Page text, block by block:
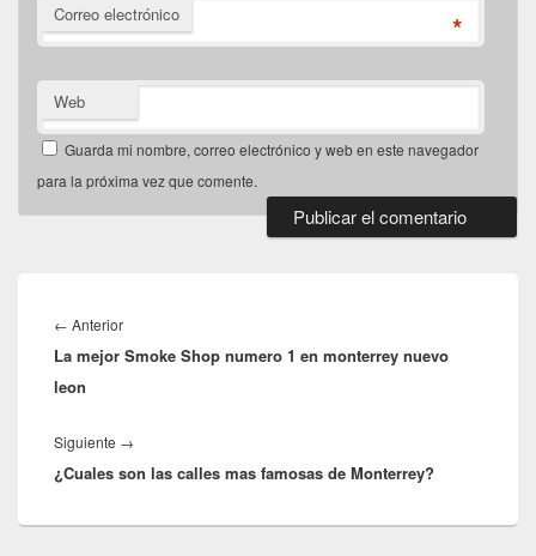
Correo electrónico *
Web
Guarda mi nombre, correo electrónico y web en este navegador
para la próxima vez que comente.
de
entradas
← AnteriorEntrada
anterior:
La mejor Smoke Shop numero 1 en monterrey nuevo
leon
Siguiente →
siguiente:
¿Cuales son las calles mas famosas de Monterrey?